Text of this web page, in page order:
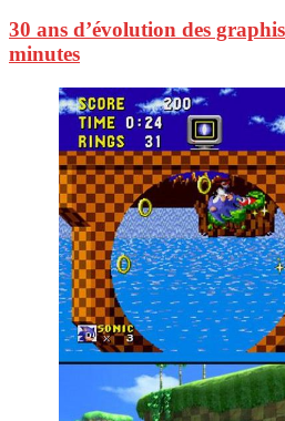
30 ans d’évolution des
minutes